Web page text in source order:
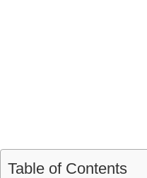
Table of Contents